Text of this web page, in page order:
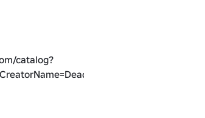
catalog?